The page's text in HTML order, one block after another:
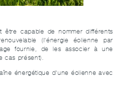
être capable de nommer différents
(l'énergie éolienne par
fournie, de les associer à une
cas présent).
énergétique d'une éolienne avec